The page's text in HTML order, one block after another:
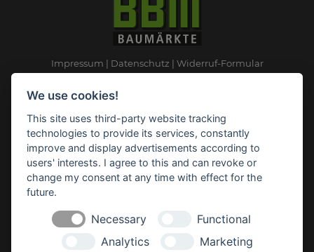
Impressum Datenschutz Widerruf-Formular
BBM Baumarkt Ganderkesee
Rudolf-Diesel-Straße 2
27777 Ganderkesee
Telefon: 04222 94 41 0
We use cookies!
This site uses third-party website tracking
technologies to provide its services, constantly
improve and display advertisements according to
users' interests. I agree to this and can revoke or
change my consent at any time with effect for the
future.
Necessary
Functional
Analytics
Marketing